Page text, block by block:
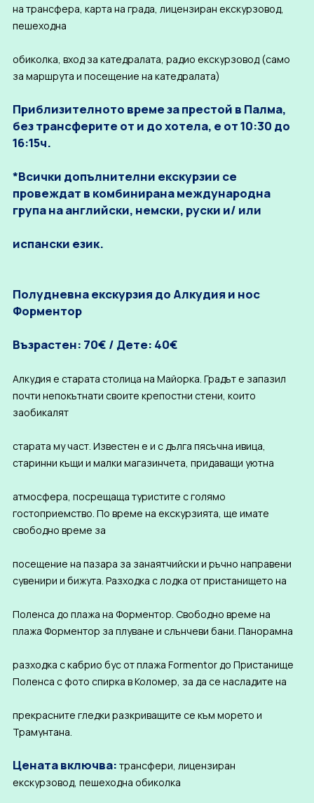
на трансфера, карта на града, лицензиран екскурзовод,
пешеходна
обиколка, вход за катедралата, радио екскурзовод (само
за маршрута и посещение на катедралата)
Приблизителното време за престой в Палма,
без трансферите от и до хотела, е от 10:30 до
16:15ч.
*Всички допълнителни екскурзии се
провеждат в комбинирана международна
група на английски, немски, руски и/ или
испански език.
Полудневна екскурзия до Алкудия и нос
Форментор
Възрастен: 70€ / Дете: 40€
Алкудия е старата столица на Майорка. Градът е запазил
почти непокътнати своите крепостни стени, които
заобикалят
старата му част. Известен е и с дълга пясъчна ивица,
старинни къщи и малки магазинчета, придаващи уютна
атмосфера, посрещаща туристите с голямо
гостоприемство. По време на екскурзията, ще имате
свободно време за
посещение на пазара за занаятчийски и ръчно направени
сувенири и бижута. Разходка с лодка от пристанището на
Поленса до плажа на Форментор. Свободно време на
плажа Форментор за плуване и слънчеви бани. Панорамна
разходка с кабрио бус от плажа Formentor до Пристанище
Поленса с фото спирка в Коломер, за да се насладите на
прекрасните гледки разкриващите се към морето и
Трамунтана.
Цената включва: трансфери, лицензиран
екскурзовод, пешеходна обиколка